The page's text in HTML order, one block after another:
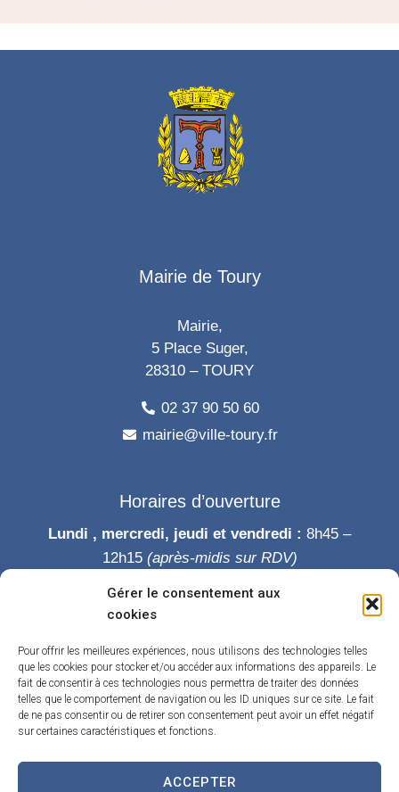
Gérer le consentement aux
cookies
Pour offrir les meilleures expériences, nous utilisons des technologies telles
que les cookies pour stocker et/ou accéder aux informations des appareils. Le
fait de consentir à ces technologies nous permettra de traiter des données
telles que le comportement de navigation ou les ID uniques sur ce site. Le fait
de ne pas consentir ou de retirer son consentement peut avoir un effet négatif
sur certaines caractéristiques et fonctions.
ACCEPTER
Mairie de Toury
Mairie,
5 Place Suger,
28310 – TOURY
02 37 90 50 60
mairie@ville-toury.fr
Horaires d’ouverture
Lundi , mercredi, jeudi et vendredi : 8h45 –
12h15 (après-midis sur RDV)
Accessibilité Contact